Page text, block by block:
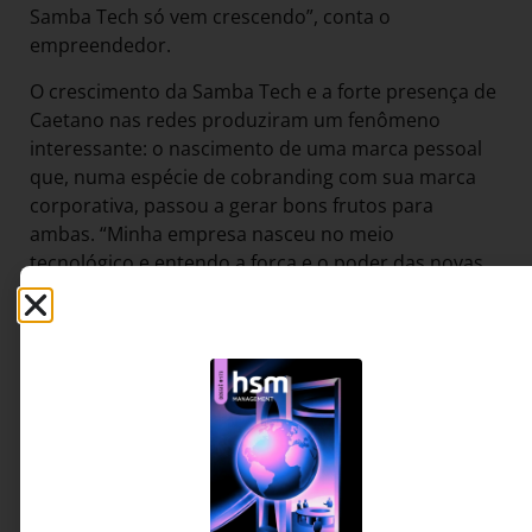
Samba Tech só vem crescendo”, conta o
empreendedor.
O crescimento da Samba Tech e a forte presença de
Caetano nas redes produziram um fenômeno
interessante: o nascimento de uma marca pessoal
que, numa espécie de cobranding com sua marca
corporativa, passou a gerar bons frutos para
ambas. “Minha empresa nasceu no meio
tecnológico e entendo a força e o poder das novas
ferramentas tanto em nossa vida pessoal como
profissional. Busco sempre compartilhar conteúdos
mensagens que possam acrescentar ainda mais
conhecimento para as pessoas e outros
empreendedores”, comenta Caetano. O
empreendedor tem site, suas palestras já foram
vistas por mais de 10 mil executivos e seus artigos
no LinkedIn continuam gerando alto engajamento.